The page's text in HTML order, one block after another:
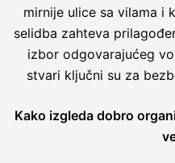
mirnije ulice sa vilama i
selidba zahteva
izbor odgovarajućeg
stvari ključni su za
Kako izgleda dobro